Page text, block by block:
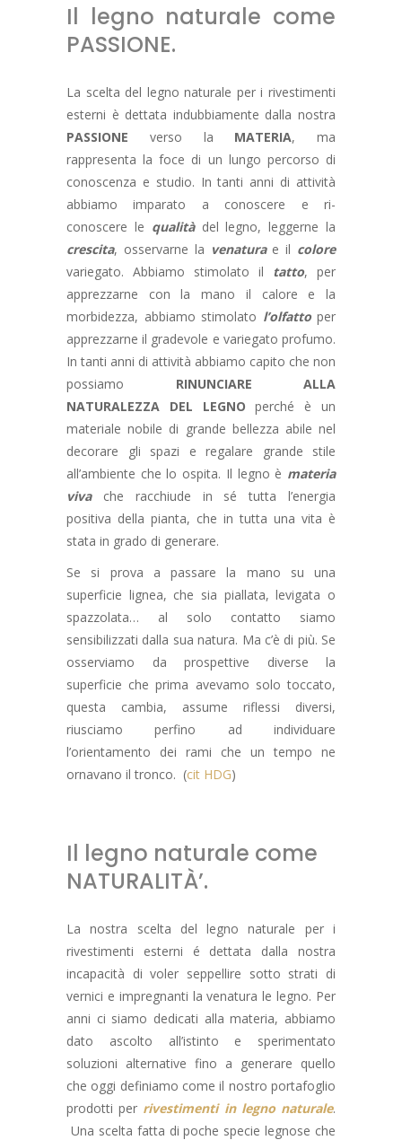
Il legno naturale come
PASSIONE.
La scelta del legno naturale per i rivestimenti
esterni è dettata indubbiamente dalla nostra
PASSIONE verso la MATERIA, ma
rappresenta la foce di un lungo percorso di
conoscenza e studio. In tanti anni di attività
abbiamo imparato a conoscere e ri-
conoscere le qualitàdel legno, leggerne la
crescita, osservarne la venaturae il colore
variegato. Abbiamo stimolato il tatto, per
apprezzarne con la mano il calore e la
morbidezza, abbiamo stimolato l’olfattoper
apprezzarne il gradevole e variegato profumo.
In tanti anni di attività abbiamo capito che non
possiamo RINUNCIARE ALLA
NATURALEZZA DEL LEGNO perché è un
materiale nobile di grande bellezza abile nel
decorare gli spazi e regalare grande stile
all’ambiente che lo ospita. Il legno è materia
vivache racchiude in sé tutta l’energia
positiva della pianta, che in tutta una vita è
stata in grado di generare.
Se si prova a passare la mano su una
superficie lignea, che sia piallata, levigata o
spazzolata… al solo contatto siamo
sensibilizzati dalla sua natura. Ma c’è di più. Se
osserviamo da prospettive diverse la
superficie che prima avevamo solo toccato,
questa cambia, assume riflessi diversi,
riusciamo perfino ad individuare
l’orientamento dei rami che un tempo ne
ornavano il tronco. (cit HDG)
Il legno naturale come
NATURALITÀ’.
La nostra scelta del legno naturale per i
rivestimenti esterni é dettata dalla nostra
incapacità di voler seppellire sotto strati di
vernici e impregnanti la venatura le legno. Per
anni ci siamo dedicati alla materia, abbiamo
dato ascolto all’istinto e sperimentato
soluzioni alternative fino a generare quello
che oggi definiamo come il nostro portafoglio
prodotti per rivestimenti in legno naturale.
Una scelta fatta di poche specie legnose che